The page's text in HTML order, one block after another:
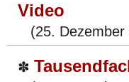
Video
(25. Dezember
✽